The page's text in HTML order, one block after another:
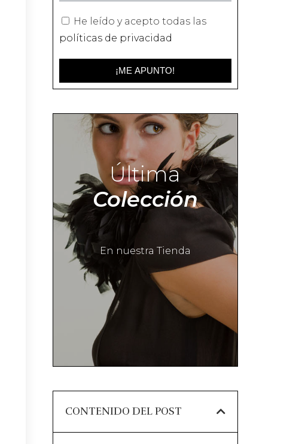
He leído y acepto todas las
políticas de privacidad
¡ME APUNTO!
Última
Colección
En nuestra Tienda
CONTENIDO DEL POST